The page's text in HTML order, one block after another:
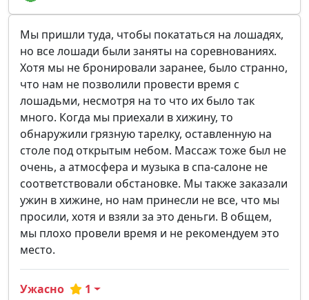
Мы пришли туда, чтобы покататься на лошадях,
но все лошади были заняты на соревнованиях.
Хотя мы не бронировали заранее, было странно,
что нам не позволили провести время с
лошадьми, несмотря на то что их было так
много. Когда мы приехали в хижину, то
обнаружили грязную тарелку, оставленную на
столе под открытым небом. Массаж тоже был не
очень, а атмосфера и музыка в спа-салоне не
соответствовали обстановке. Мы также заказали
ужин в хижине, но нам принесли не все, что мы
просили, хотя и взяли за это деньги. В общем,
мы плохо провели время и не рекомендуем это
место.
Ужасно 1